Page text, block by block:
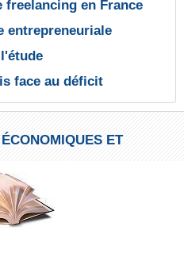
en France
entrepreneuriale
face au déficit
ET